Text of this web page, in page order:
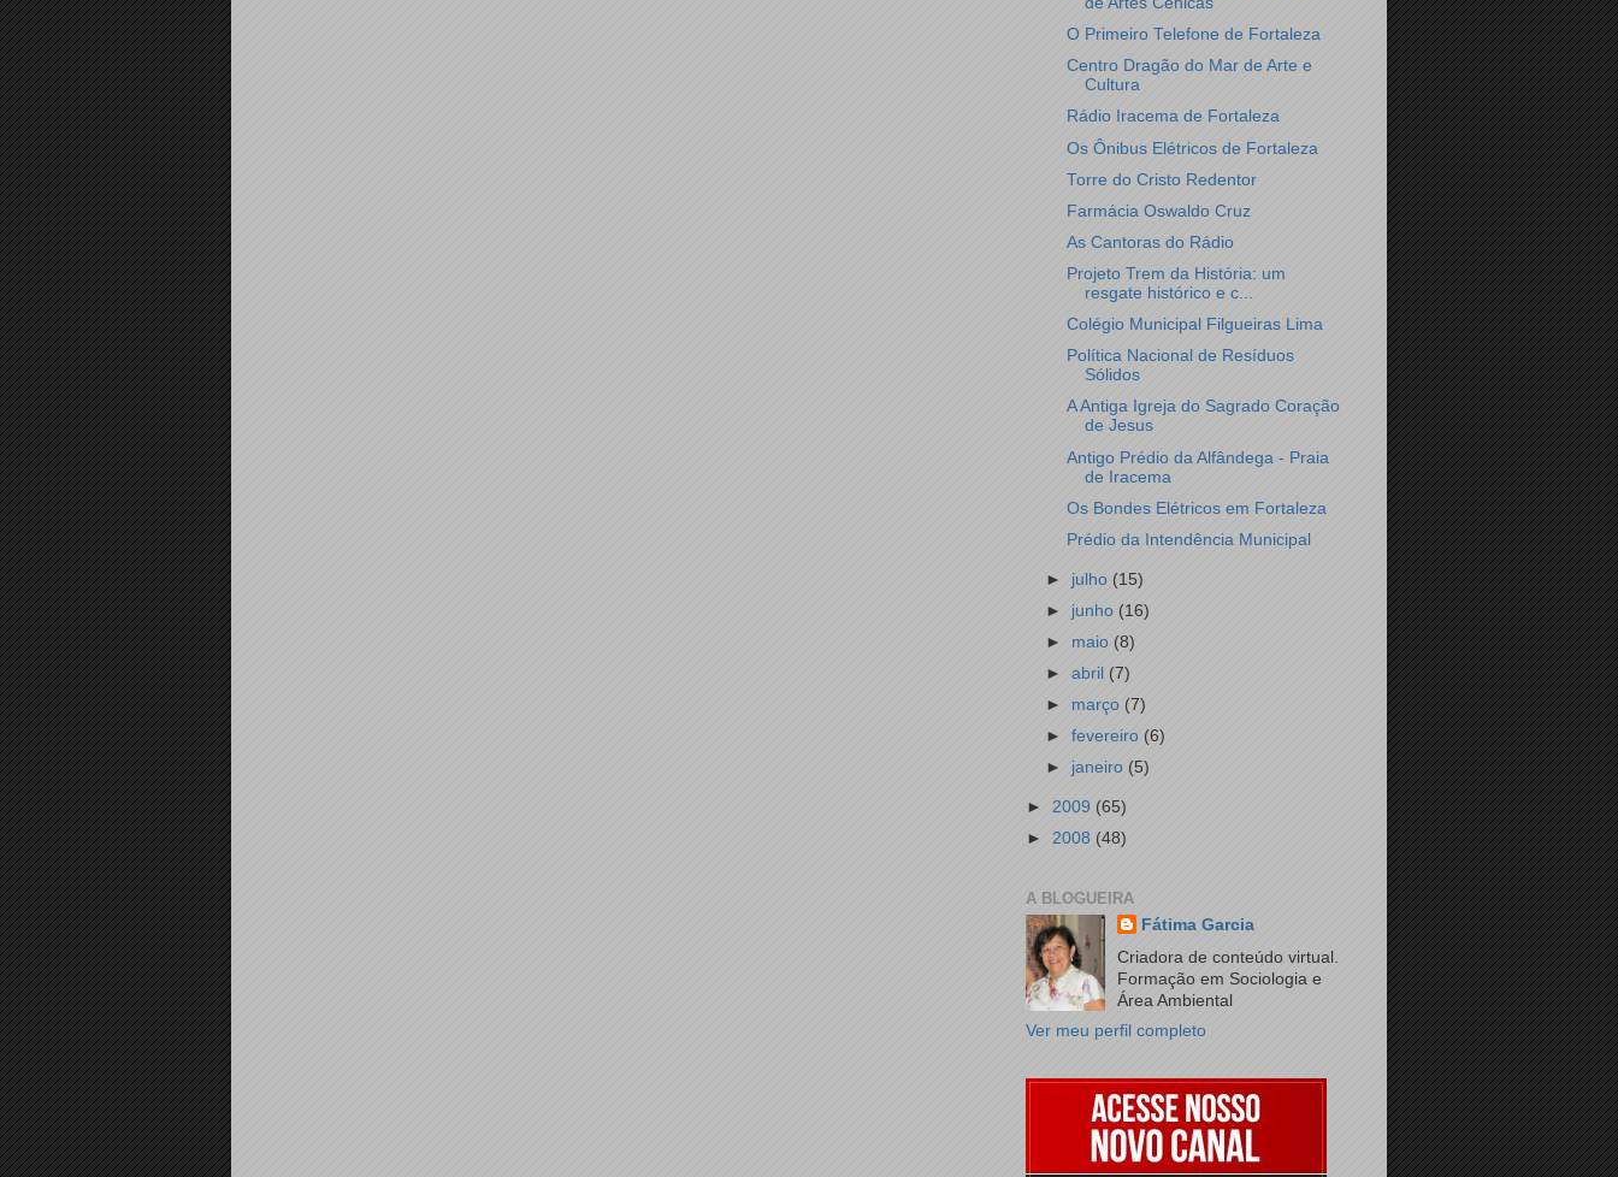
O Primeiro Telefone de Fortaleza
Centro Dragão do Mar de Arte e
Cultura
Rádio Iracema de Fortaleza
Os Ônibus Elétricos de Fortaleza
Torre do Cristo Redentor
Farmácia Oswaldo Cruz
As Cantoras do Rádio
Projeto Trem da História: um
resgate histórico e c...
Colégio Municipal Filgueiras Lima
Política Nacional de Resíduos
Sólidos
A Antiga Igreja do Sagrado Coração
de Jesus
Antigo Prédio da Alfândega - Praia
de Iracema
Os Bondes Elétricos em Fortaleza
Prédio da Intendência Municipal
► julho (15)
► junho (16)
► maio (8)
►abril(7)
► março (7)
►fevereiro (6)
► janeiro (5)
► 2009 (65)
► 2008 (48)
A BLOGUEIRA
Fátima Garcia
Criadora de conteúdo virtual.
Formação em Sociologia e
Área Ambiental
Ver meu perfil completo